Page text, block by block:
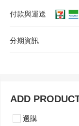
付款與運送
分期資訊
ADD
選購